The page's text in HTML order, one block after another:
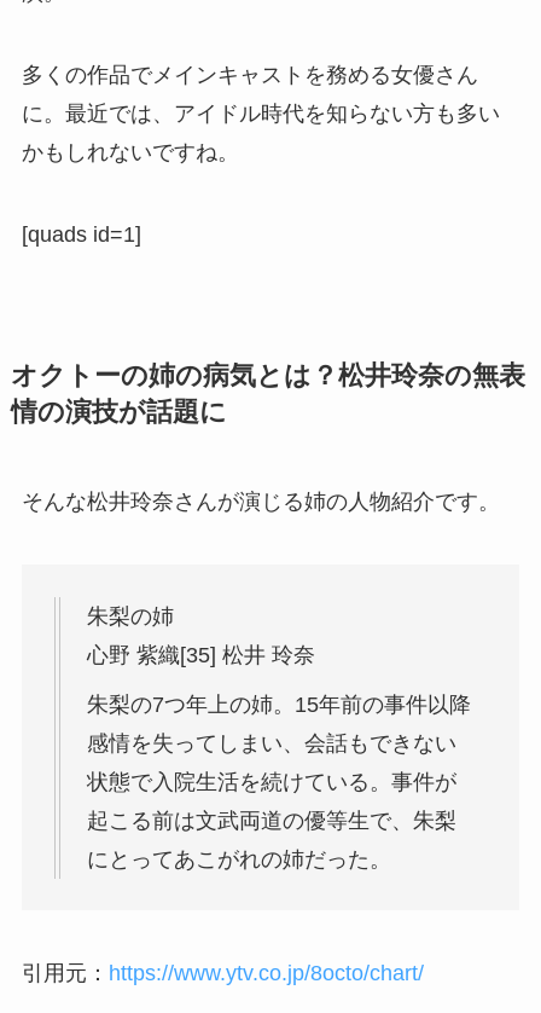
多くの作品でメインキャストを務める女優さん
に。最近では、アイドル時代を知らない方も多い
かもしれないですね。
[quads id=1]
オクトーの姉の病気とは？松井玲奈の無表
情の演技が話題に
そんな松井玲奈さんが演じる姉の人物紹介です。
朱梨の姉
心野 紫織[35] 松井 玲奈
朱梨の7つ年上の姉。15年前の事件以降
感情を失ってしまい、会話もできない
状態で入院生活を続けている。事件が
起こる前は文武両道の優等生で、朱梨
にとってあこがれの姉だった。
引用元： https://www.ytv.co.jp/8octo/chart/